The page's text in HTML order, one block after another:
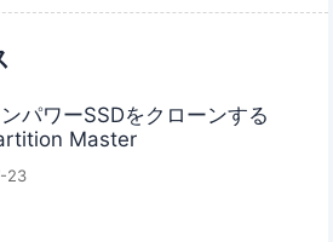
パワーSSDをクローンする
Master
23